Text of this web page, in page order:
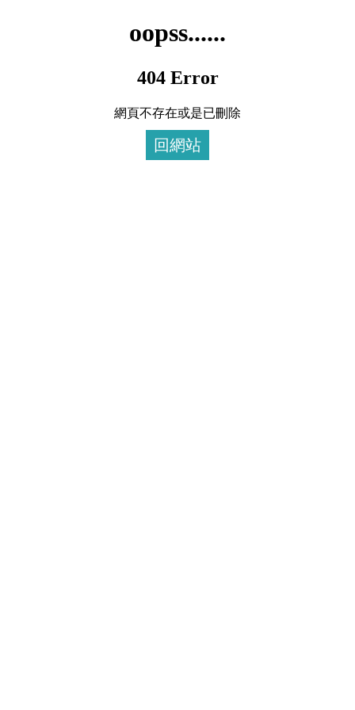
oopss......
404 Error
網頁不存在或是已刪除
回網站